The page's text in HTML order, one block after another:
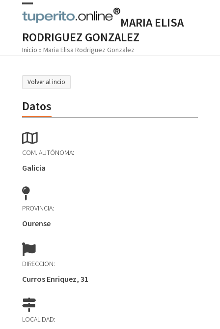
Open
mobile
menu
Close
mobile
menu
MARIA ELISA
RODRIGUEZ GONZALEZ
Inicio » Maria Elisa Rodriguez Gonzalez
Volver al incio
Datos
COM. AUTÓNOMA:
Galicia
PROVINCIA:
Ourense
DIRECCION:
Curros Enriquez, 31
LOCALIDAD: